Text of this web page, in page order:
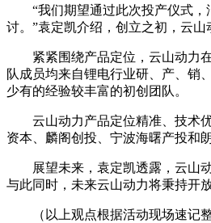
“我们期望通过此次投产仪式
讨。”袁定凯介绍，创立之初，云
紧紧围绕产品定位，云山动力
队成员均来自锂电行业研、产、销
少有的经验较丰富的初创团队。
云山动力产品定位精准、技术
资本、麟阁创投、宁波海曙产投和
展望未来，袁定凯透露，云山
与此同时，未来云山动力将秉持开
（以上观点根据活动现场速记